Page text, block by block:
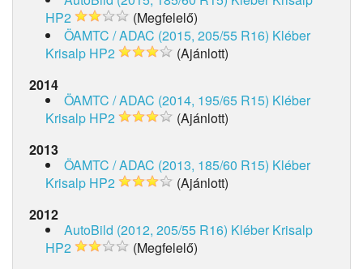
HP2
(Megfelelő)
ÖAMTC / ADAC (2015, 205/55 R16) Kléber
Krisalp HP2
(Ajánlott)
2014
ÖAMTC / ADAC (2014, 195/65 R15) Kléber
Krisalp HP2
(Ajánlott)
2013
ÖAMTC / ADAC (2013, 185/60 R15) Kléber
Krisalp HP2
(Ajánlott)
2012
AutoBild (2012, 205/55 R16) Kléber Krisalp
HP2
(Megfelelő)